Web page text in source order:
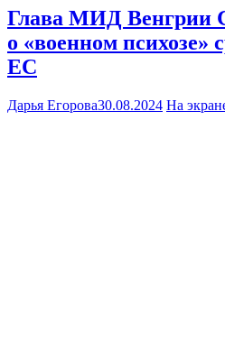
Глава МИД Венгрии
о «военном психозе»
ЕС
Дарья Егорова30.08.2024 На